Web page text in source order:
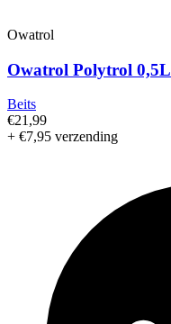
Owatrol
Owatrol Polytrol 0,5L
Beits
€21,99
+ €7,95 verzending